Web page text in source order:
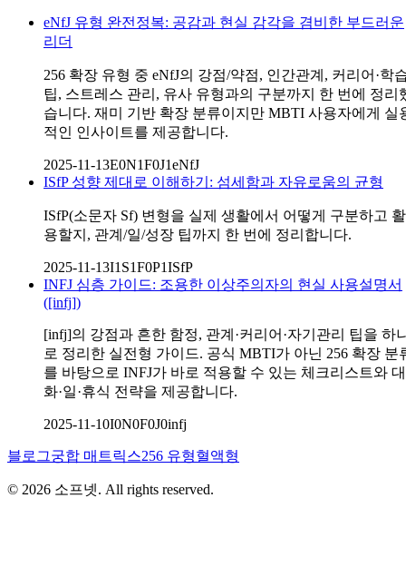
eNfJ 유형 완전정복: 공감과 현실 감각을 겸비한 부드러운
리더
256 확장 유형 중 eNfJ의 강점/약점, 인간관계, 커리어·학
팁, 스트레스 관리, 유사 유형과의 구분까지 한 번에 정리
습니다. 재미 기반 확장 분류이지만 MBTI 사용자에게 실
적인 인사이트를 제공합니다.
2025-11-13E0N1F0J1eNfJ
ISfP 성향 제대로 이해하기: 섬세함과 자유로움의 균형
ISfP(소문자 Sf) 변형을 실제 생활에서 어떻게 구분하고 활
용할지, 관계/일/성장 팁까지 한 번에 정리합니다.
2025-11-13I1S1F0P1ISfP
INFJ 심층 가이드: 조용한 이상주의자의 현실 사용설명서
([infj])
[infj]의 강점과 흔한 함정, 관계·커리어·자기관리 팁을 하
로 정리한 실전형 가이드. 공식 MBTI가 아닌 256 확장 분
를 바탕으로 INFJ가 바로 적용할 수 있는 체크리스트와 대
화·일·휴식 전략을 제공합니다.
2025-11-10I0N0F0J0infj
블로그궁합 매트릭스256 유형혈액형
© 2026 소프넷. All rights reserved.